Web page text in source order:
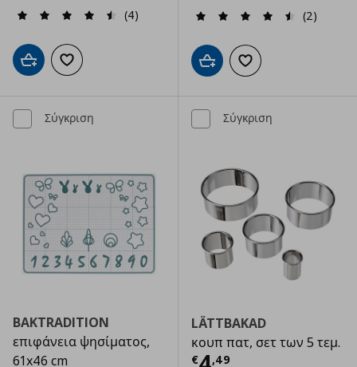
(4)
Προσθήκη στο καλάθι
Προσθήκη στα αγαπημένα
(2)
Προσθήκη στο καλάθι
Προσθήκη στα
Σύγκριση
BAKTRADITION
επιφάνεια ψησίματος,
61x46 cm
Σύγκριση
LÄTTBAKAD
κουπ πατ, σετ των 5 τεμ.
€ ,49